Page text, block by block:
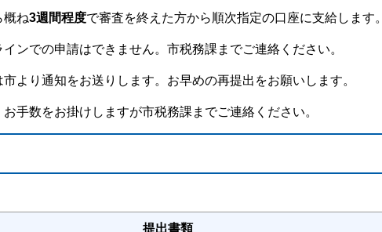
概ね3週間程度で審査を終えた方から順次指定の口座に支給します。
ンでの申請はできません。 市税務課までご連絡ください。
より通知をお送りします。お早めの再提出をお願いします。
お手数をお掛けしますが市税務課 までご連絡ください。
提出書類